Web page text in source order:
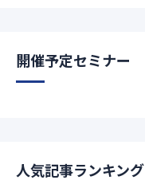
開催予定セミナー
人気記事ランキング